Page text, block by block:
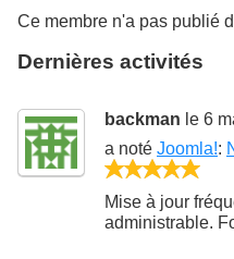
Ce membre n'a pas publié
Dernières activités
backman le 6
a noté Joomla!:
Mise à jour
administrable.